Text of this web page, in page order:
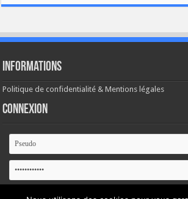
Informations
Politique de confidentialité & Mentions légales
Connexion
Se souvenir de moi